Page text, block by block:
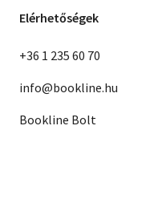
Elérhetőségek
+36 1 235 60 70
info@bookline.hu
Bookline Bolt